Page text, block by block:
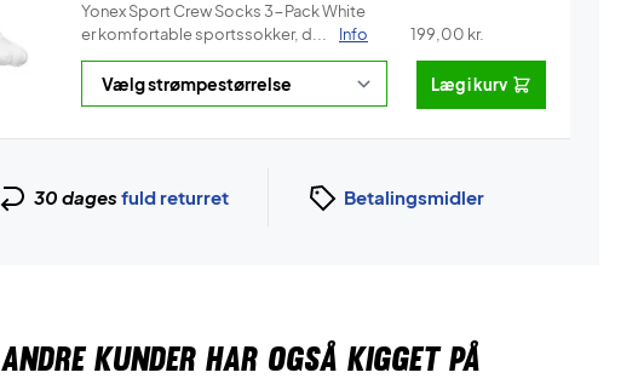
Yonex Sport Crew Socks 3-Pack White
er komfortable sportssokker, d...
Info 199,00 kr.
Læg i kurv
30 dages fuld returret Betalingsmidler
ANDRE KUNDER HAR OGSÅ KIGGET PÅ